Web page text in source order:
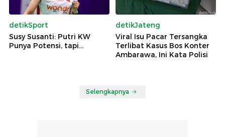
detikSport
Susy Susanti: Putri KW
Punya Potensi, tapi...
detikJateng
Viral Isu Pacar Tersangka
Terlibat Kasus Bos Konter
Ambarawa, Ini Kata Polisi
Selengkapnya